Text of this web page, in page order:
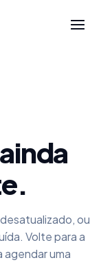
ou
Volte para a
agendar uma